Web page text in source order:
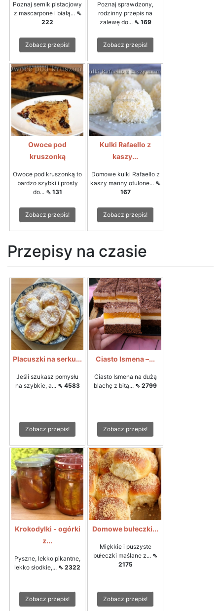
Poznaj sernik pistacjowy
z mascarpone i białą... ⇖
222
Zobacz przepis!
Poznaj sprawdzony,
rodzinny przepis na
zalewę do... ⇖ 169
Zobacz przepis!
Owoce pod
kruszonką
Owoce pod kruszonką to
bardzo szybki i prosty
do... ⇖ 131
Zobacz przepis!
Kulki Rafaello z
kaszy...
Domowe kulki Rafaello z
kaszy manny otulone... ⇖
167
Zobacz przepis!
Przepisy na czasie
Placuszki na serku...
Jeśli szukasz pomysłu
na szybkie, a... ⇖ 4583
Zobacz przepis!
Ciasto Ismena –...
Ciasto Ismena na dużą
blachę z bitą... ⇖ 2799
Zobacz przepis!
Krokodylki - ogórki
z...
Pyszne, lekko pikantne,
lekko słodkie,... ⇖ 2322
Zobacz przepis!
Domowe bułeczki...
Miękkie i puszyste
bułeczki maślane z... ⇖
2175
Zobacz przepis!